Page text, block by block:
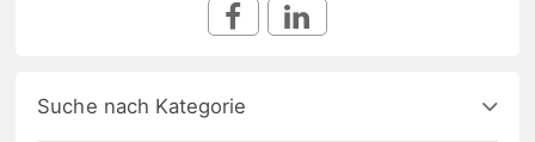
Suche nach Kategorie